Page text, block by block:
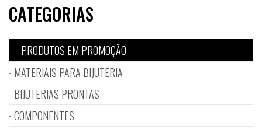
CATEGORIAS
PRODUTOS EM PROMOÇÃO
MATERIAIS PARA BIJUTERIA
BIJUTERIAS PRONTAS
COMPONENTES